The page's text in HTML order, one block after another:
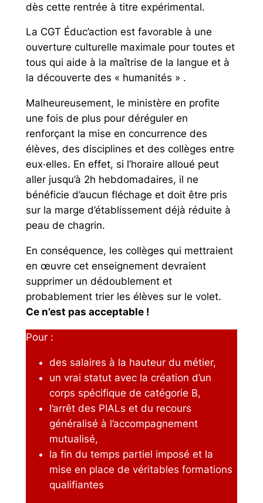
dès cette rentrée à titre expérimental.
La CGT Éduc’action est favorable à une
ouverture culturelle maximale pour toutes et
tous qui aide à la maîtrise de la langue et à
la découverte des « humanités » .
Malheureusement, le ministère en profite
une fois de plus pour déréguler en
renforçant la mise en concurrence des
élèves, des disciplines et des collèges entre
eux·elles. En effet, si l’horaire alloué peut
aller jusqu’à 2h hebdomadaires, il ne
bénéficie d’aucun fléchage et doit être pris
sur la marge d’établissement déjà réduite à
peau de chagrin.
En conséquence, les collèges qui mettraient
en œuvre cet enseignement devraient
supprimer un dédoublement et
probablement trier les élèves sur le volet.
Ce n’est pas acceptable !
Pour :
des salaires à la hauteur du métier,
un vrai statut avec la création d’un
corps spécifique de catégorie B,
l’arrêt des PIALs et du recours
généralisé à l’accompagnement
mutualisé,
la fin du temps partiel imposé et la
mise en place de véritables formations
qualifiantes